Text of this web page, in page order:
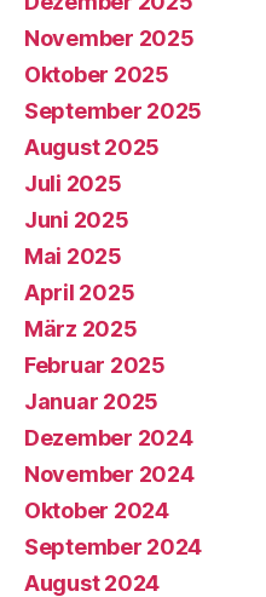
November 2025
Oktober 2025
September 2025
August 2025
Juli 2025
Juni 2025
Mai 2025
April 2025
März 2025
Februar 2025
Januar 2025
Dezember 2024
November 2024
Oktober 2024
September 2024
August 2024